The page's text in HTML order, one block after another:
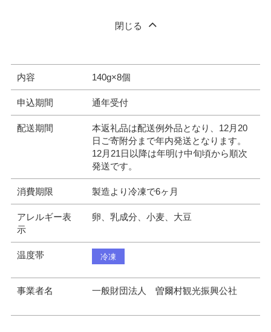
閉じる
内容 140g×8個
申込期間 通年受付
配送期間
本返礼品は配送例外品となり、12月20
日ご寄附分まで年内発送となります。
12月21日以降は年明け中旬頃から順次
発送です。
消費期限 製造より冷凍で6ヶ月
アレルギー表
示
卵、乳成分、小麦、大豆
温度帯 冷凍
事業者名 一般財団法人 曽爾村観光振興公社